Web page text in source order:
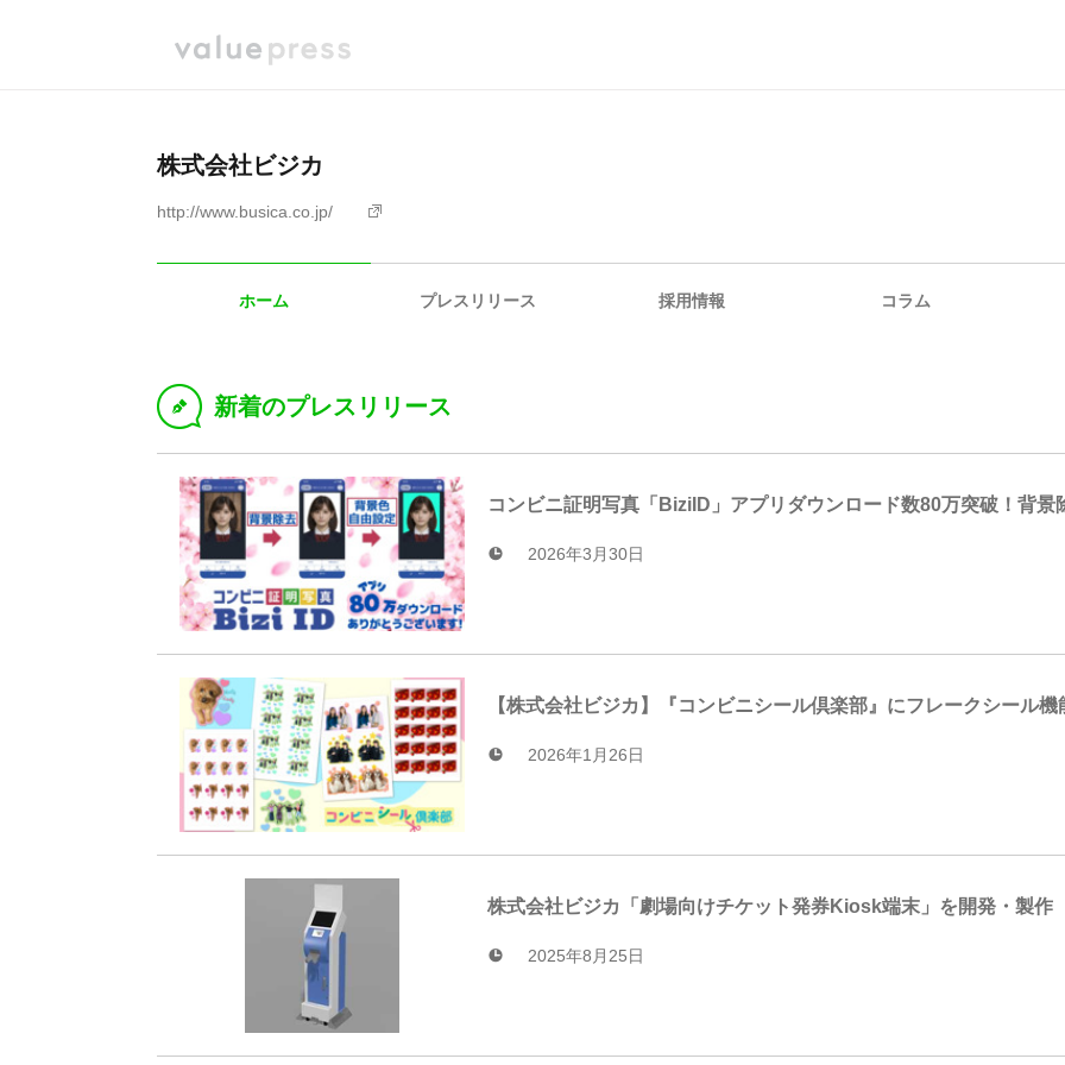
株式会社ビジカ
http://www.busica.co.jp/
ホーム プレスリリース 採用情報 コラム
D 新着のプレスリリース
コンビニ証明写真「BiziID」アプリダウンロード数80万突破！背景
2026年3月30日
【株式会社ビジカ】『コンビニシール倶楽部』にフレークシール機
2026年1月26日
株式会社ビジカ「劇場向けチケット発券Kiosk端末」を開発・製作
2025年8月25日